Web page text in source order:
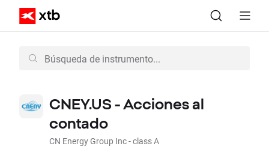
CNEY.US - Acciones al
contado
CN Energy Group Inc - class A